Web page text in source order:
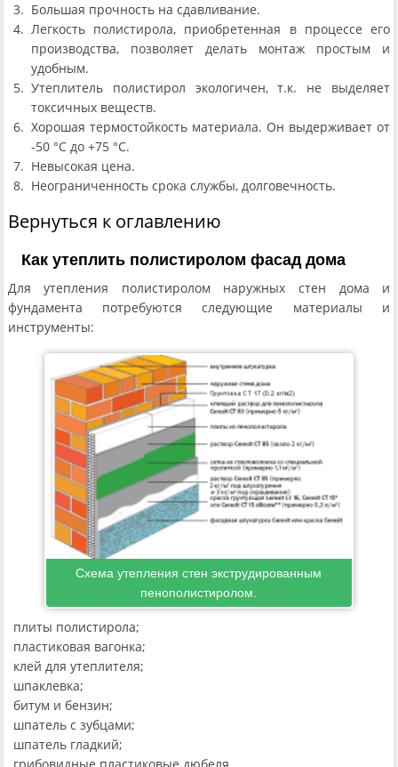
Большая прочность на сдавливание.
Легкость полистирола, приобретенная в процессе его
производства, позволяет делать монтаж простым и
удобным.
Утеплитель полистирол экологичен, т.к. не выделяет
токсичных веществ.
Хорошая термостойкость материала. Он выдерживает от
-50 °С до +75 °С.
Невысокая цена.
Неограниченность срока службы, долговечность.
Вернуться к оглавлению
Как утеплить полистиролом фасад дома
Для утепления полистиролом наружных стен дома и
фундамента потребуются следующие материалы и
инструменты:
Схема утепления стен экструдированным
пенополистиролом.
плиты полистирола;
пластиковая вагонка;
клей для утеплителя;
шпаклевка;
битум и бензин;
шпатель с зубцами;
шпатель гладкий;